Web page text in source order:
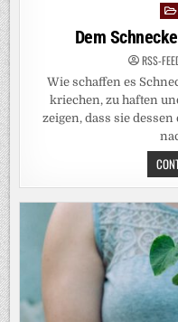
in
Dem
RSS-
Wie schaffen es
kriechen, zu haften
zeigen, dass sie